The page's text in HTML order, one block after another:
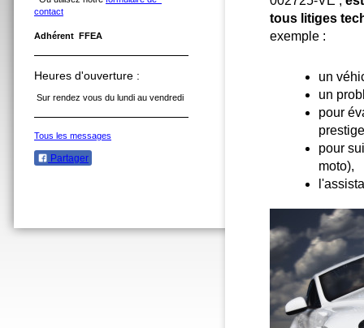
contact
Adhérent FFEA
Heures d'ouverture :
Sur rendez vous du lundi au vendredi
Tous les messages
Partager
tous litiges
exemple :
un
un
pour
pour
moto),